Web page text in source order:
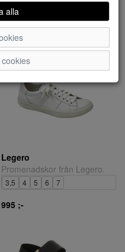
Legero
Promenadskor från Legero.
3,5 4 5 6 7
995 ;-
alla